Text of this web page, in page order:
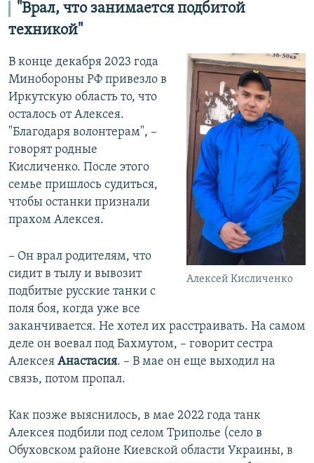
"Врал, что занимается подбитой
техникой"
Алексей Кисличенко
В конце декабря 2023 года
Минобороны РФ привезло в
Иркутскую область то, что
осталось от Алексея.
"Благодаря волонтерам", –
говорят родные
Кисличенко. После этого
семье пришлось судиться,
чтобы останки признали
прахом Алексея.
– Он врал родителям, что
сидит в тылу и вывозит
подбитые русские танки с
поля боя, когда уже все
заканчивается. Не хотел их расстраивать. На самом
деле он воевал под Бахмутом, – говорит сестра
Алексея Анастасия. – В мае он еще выходил на
связь, потом пропал.
Как позже выяснилось, в мае 2022 года танк
Алексея подбили под селом Триполье (село в
Обуховском районе Киевской области Украины, в